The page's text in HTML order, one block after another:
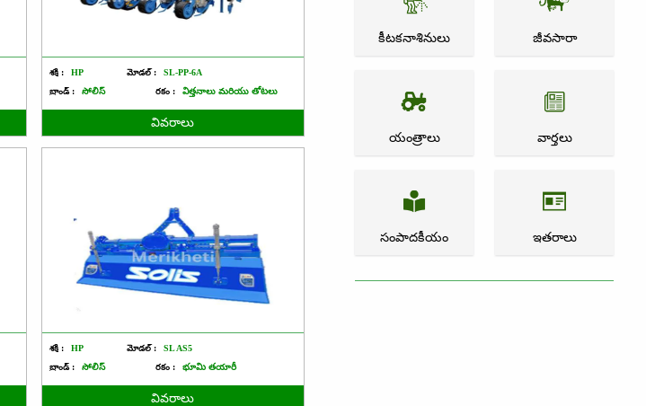
శక్తి : HP మోడల్ :
SL-PP-6A
బ్రాండ్ :
సోలిస్ రకం : విత్తనాలు మరియు తోటలు
వివరాలు
శక్తి : HP మోడల్ :
SL AS5
బ్రాండ్ :
సోలిస్ రకం : భూమి తయారీ
వివరాలు
కీటకనాశినులు జీవసారా
యంత్రాలు వార్తలు
సంపాదకీయం ఇతరాలు